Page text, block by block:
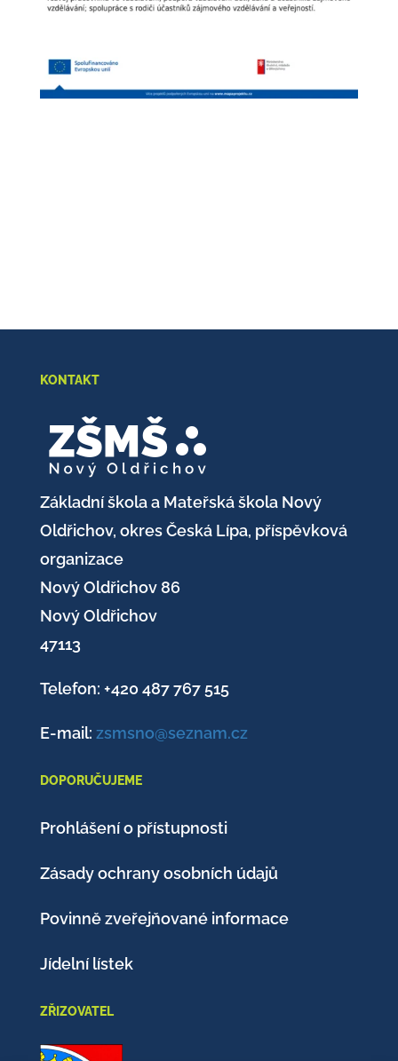
KONTAKT
Základní škola a Mateřská škola Nový
Oldřichov, okres Česká Lípa, příspěvková
organizace
Nový Oldřichov 86
Nový Oldřichov
47113
Telefon: +420 487 767 515
E-mail: zsmsno@seznam.cz
DOPORUČUJEME
Prohlášení o přístupnosti
Zásady ochrany osobních údajů
Povinně zveřejňované informace
Jídelní lístek
ZŘIZOVATEL